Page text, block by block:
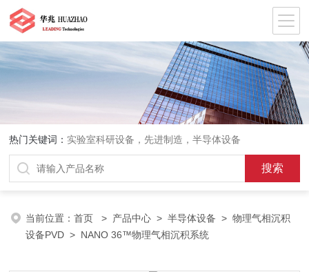
热门关键词： 实验室科研设备，先进制造，半导体设备
当前位置：首页 > 产品中心 >半导体设备 >物理气相沉积
设备PVD > NANO 36™物理气相沉积系统